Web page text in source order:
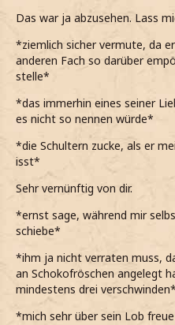
Das war ja abzusehen. Lass
*ziemlich sicher vermute, da
anderen Fach so darüber
stelle*
*das immerhin eines seiner
es nicht so nennen würde*
*die Schultern zucke, als er
isst*
Sehr vernünftig von dir.
*ernst sage, während mir
schiebe*
*ihm ja nicht verraten muss,
an Schokofröschen angelegt
mindestens drei verschwinden*
*mich sehr über sein Lob